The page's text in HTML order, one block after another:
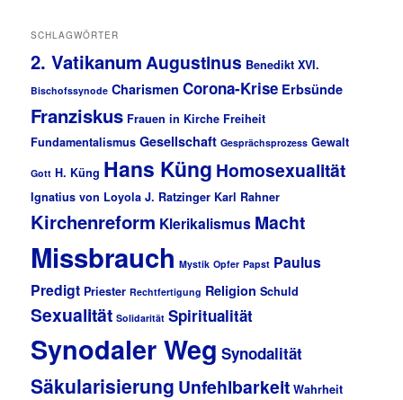
SCHLAGWÖRTER
2. VatikanumAugustinus Benedikt XVI.
Bischofssynode Charismen Corona-Krise Erbsünde
Franziskus Frauen in Kirche Freiheit
Fundamentalismus Gesellschaft Gesprächsprozess Gewalt
Gott H. Küng Hans Küng Homosexualität
Ignatius von Loyola J. Ratzinger Karl Rahner
Kirchenreform Klerikalismus Macht
Missbrauch Mystik Opfer Papst Paulus
Predigt Priester Rechtfertigung Religion Schuld
Sexualität Solidarität Spiritualität
Synodaler Weg Synodalität
Säkularisierung Unfehlbarkeit Wahrheit